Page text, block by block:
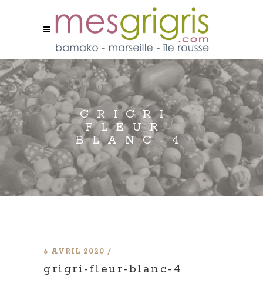
GRIGRI-
FLEUR-
BLANC-4
6 AVRIL 2020
grigri-fleur-blanc-4